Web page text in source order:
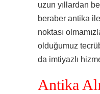
uzun yıllardan
beraber antika
noktası
olduğumuz
da imtiyazlı
Antika